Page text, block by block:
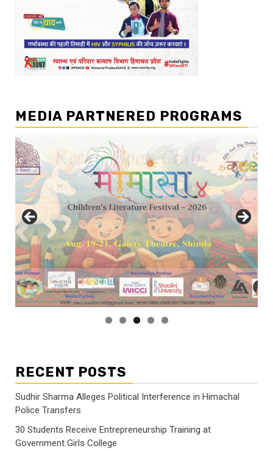
MEDIA PARTNERED PROGRAMS
RECENT POSTS
Sudhir Sharma Alleges Political Interference in Himachal
Police Transfers
30 Students Receive Entrepreneurship Training at
Government Girls College